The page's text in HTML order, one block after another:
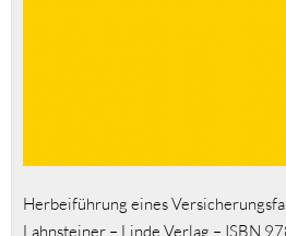
Herbeiführung eines
Lahnsteiner – Linde Verlag – ISBN